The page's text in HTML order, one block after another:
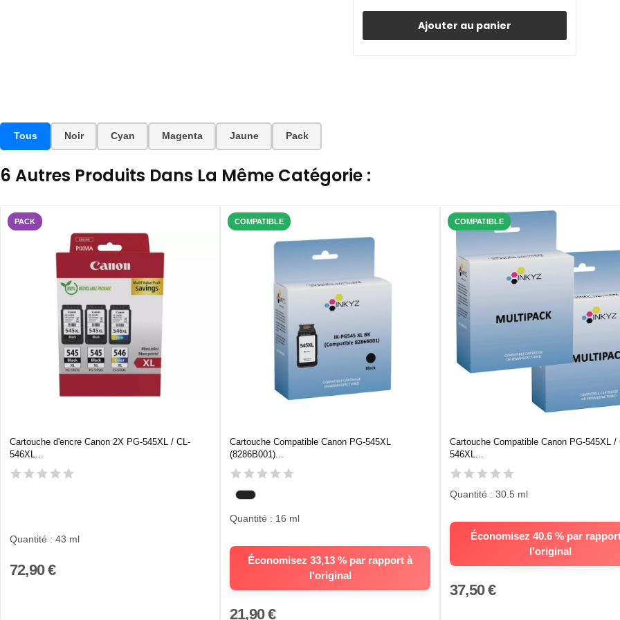
Ajouter au panier
Tous Noir Cyan Magenta Jaune Pack
6 Autres Produits Dans La Même Catégorie :
PACK
Cartouche d'encre Canon 2X PG-545XL / CL-
546XL...
Quantité : 43 ml
72,90 €
COMPATIBLE
Cartouche Compatible Canon PG-545XL
(8286B001)...
Économisez 33,13 % par rapport à
l'original
Quantité : 16 ml
21,90 €
COMPATIBLE
Cartouche Compatible Canon PG-545XL /
546XL...
Économisez 40.6 % par
l'original
Quantité : 30.5 ml
37,50 €